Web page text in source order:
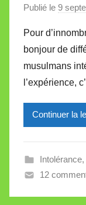
Publié le 9
Pour
bonjour de
musulmans
l’expérience,
Continuer la
Intolérance,
12